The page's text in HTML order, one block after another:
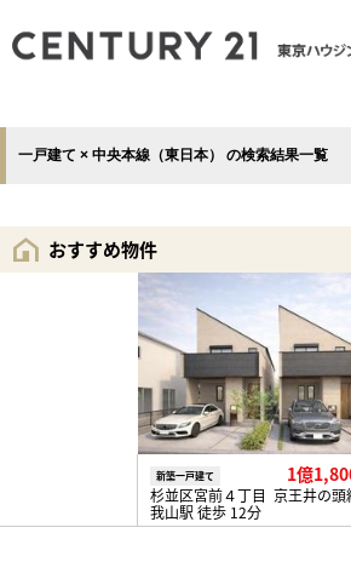
一戸建て × 中央本線（東日本） の検索結果一覧
おすすめ物件
新築一戸建て 1億
杉並区宮前４丁目 京王井の頭
我山駅 徒歩 12分